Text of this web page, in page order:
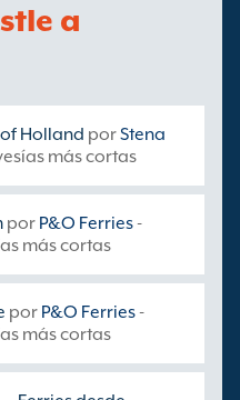
a
Holland porStena
más cortas
por P&O Ferries-
más cortas
por P&O Ferries-
más cortas